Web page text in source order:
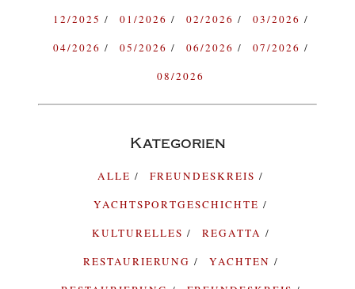
12/2025
01/2026 02/2026
03/2026
04/2026
05/2026 06/2026
07/2026
08/2026
Kategorien
ALLE
FREUNDESKREIS
YACHTSPORTGESCHICHTE
KULTURELLES
REGATTA
RESTAURIERUNG
YACHTEN